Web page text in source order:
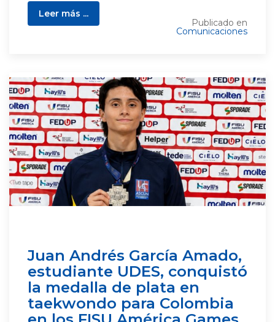
Leer más ...
Publicado en
Comunicaciones
Juan Andrés García Amado,
estudiante UDES, conquistó
la medalla de plata en
taekwondo para Colombia